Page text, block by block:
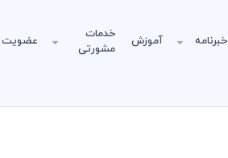
خبرنامه آموزش
خدمات
مشورتی
عضویت